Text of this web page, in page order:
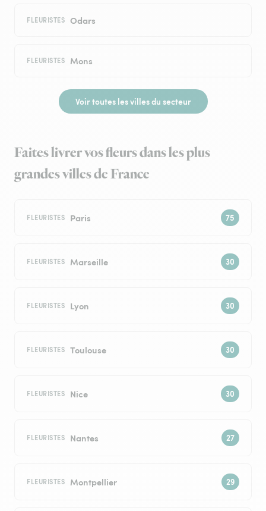
FLEURISTES Odars
FLEURISTES Mons
Voir toutes les villes du secteur
Faites livrer vos fleurs dans les plus
grandes villes de France
FLEURISTES Paris
FLEURISTES Marseille
FLEURISTES Lyon
FLEURISTES Toulouse
FLEURISTES Nice
FLEURISTES Nantes
FLEURISTES Montpellier